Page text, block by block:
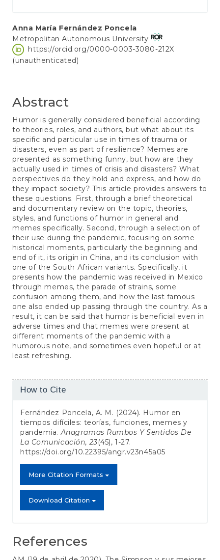
Main
Article
Content
Anna María Fernández Poncela
Metropolitan Autonomous University
https://orcid.org/0000-0003-3080-212X
(unauthenticated)
Abstract
Humor is generally considered beneficial according
to theories, roles, and authors, but what about its
specific and particular use in times of trauma or
disasters, even as part of resilience? Memes are
presented as something funny, but how are they
actually used in times of crisis and disasters? What
perspectives do they hold and express, and how do
they impact society? This article provides answers to
these questions. First, through a brief theoretical
and documentary review on the topic, theories,
styles, and functions of humor in general and
memes specifically. Second, through a selection of
their use during the pandemic, focusing on some
historical moments, particularly the beginning and
end of it, its origin in China, and its conclusion with
one of the South African variants. Specifically, it
presents how the pandemic was received in Mexico
through memes, the parade of strains, some
confusion among them, and how the last famous
one also ended up passing through the country. As a
result, it can be said that humor is beneficial even in
adverse times and that memes were present at
different moments of the pandemic with a
humorous note, and sometimes even hopeful or at
least refreshing.
Article
How to Cite
Fernández Poncela, A. M. (2024). Humor en
tiempos difíciles: teorías, funciones, memes y
pandemia.Anagramas Rumbos Y Sentidos De
La Comunicación, 23(45), 1-27.
https://doi.org/10.22395/angr.v23n45a05
More Citation Formats
Download Citation
References